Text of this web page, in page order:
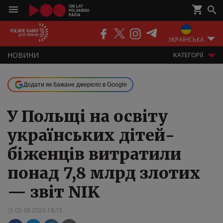
УКРАЇНСЬКА
НOВИНИ KАТЕГОРІЇ
ПОДКАСТИ ЕФІР
Додати як бажане джерело в Google
У Польщі на освіту
українських дітей-
біженців витратили
понад 7,8 млрд злотих
— звіт NIK
03.06.2026 18:15